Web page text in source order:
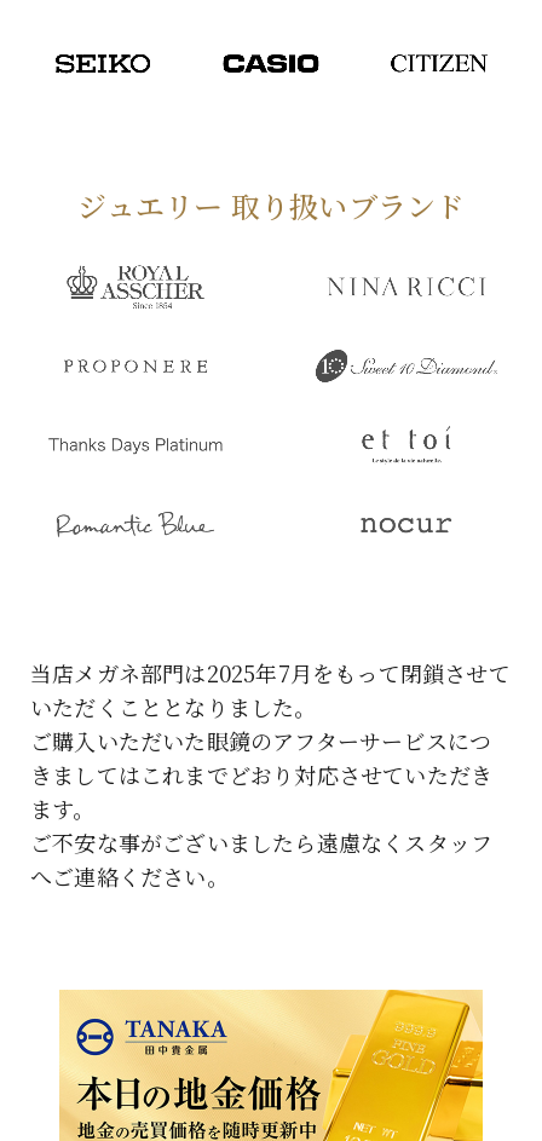
ジュエリー 取り扱いブランド
当店メガネ部門は2025年7月をもって閉鎖させて
いただくこととなりました。
ご購入いただいた眼鏡のアフターサービスにつ
きましてはこれまでどおり対応させていただき
ます。
ご不安な事がございましたら遠慮なくスタッフ
へご連絡ください。